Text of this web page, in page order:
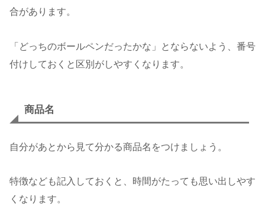
合があります。
「どっちのボールペンだったかな」とならないよう、番号
付けしておくと区別がしやすくなります。
商品名
自分があとから見て分かる商品名をつけましょう。
特徴なども記入しておくと、時間がたっても思い出しやす
くなります。